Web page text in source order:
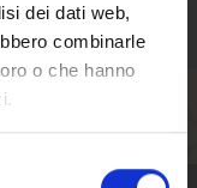
dei dati web,
combinarle
o che hanno